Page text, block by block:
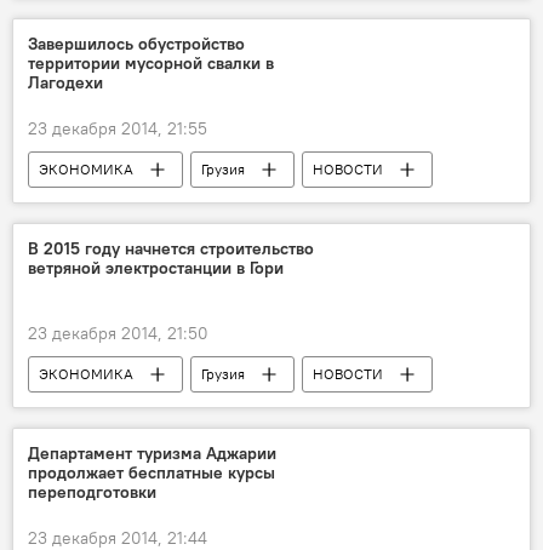
Завершилось обустройство
территории мусорной свалки в
Лагодехи
23 декабря 2014, 21:55
ЭКОНОМИКА Грузия НОВОСТИ
В 2015 году начнется строительство
ветряной электростанции в Гори
23 декабря 2014, 21:50
ЭКОНОМИКА Грузия НОВОСТИ
Департамент туризма Аджарии
продолжает бесплатные курсы
переподготовки
23 декабря 2014, 21:44